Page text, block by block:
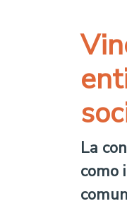
La
como